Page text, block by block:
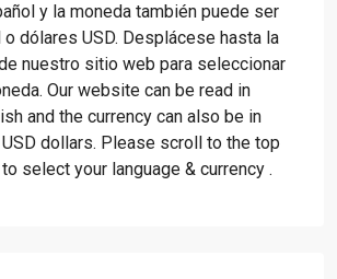
y la moneda también puede ser
dólares USD. Desplácese hasta la
nuestro sitio web para seleccionar
Our website can be read in
and the currency can also be in
dollars. Please scroll to the top
select your language & currency .